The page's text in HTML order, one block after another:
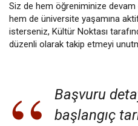
Siz de hem öğreniminize
hem de üniversite yaşamına
isterseniz, Kültür Noktası
düzenli olarak takip etmeyi
Başvuru
başlangıç